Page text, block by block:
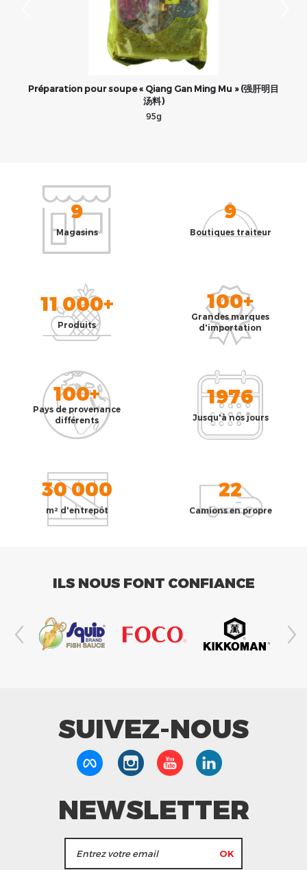
Préparation pour soupe « Qiang Gan Ming Mu » (强肝明目
汤料)
95g
9
Magasins
9
Boutiques traiteur
11 000+
Produits
100+
Grandes marques
d'importation
100+
Pays de provenance
différents
1976
Jusqu'à nos jours
30 000
m² d'entrepôt
22
Camions en propre
ILS NOUS FONT CONFIANCE
SUIVEZ-NOUS
NEWSLETTER